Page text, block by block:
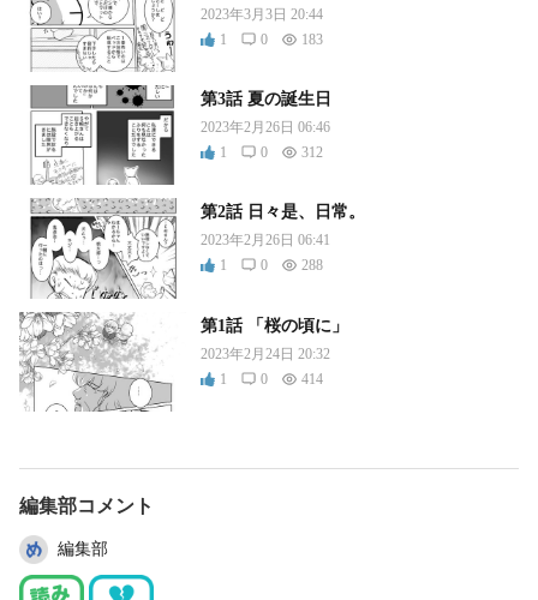
2023年3月3日 20:44
1
0 183
第3話 夏の誕生日
2023年2月26日 06:46
1
0 312
第2話 日々是、日常。
2023年2月26日 06:41
1
0 288
第1話 「桜の頃に」
2023年2月24日 20:32
1
0 414
編集部コメント
編集部